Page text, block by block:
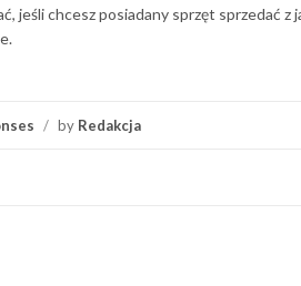
jeśli chcesz posiadany sprzęt sprzedać z
/ by Redakcja